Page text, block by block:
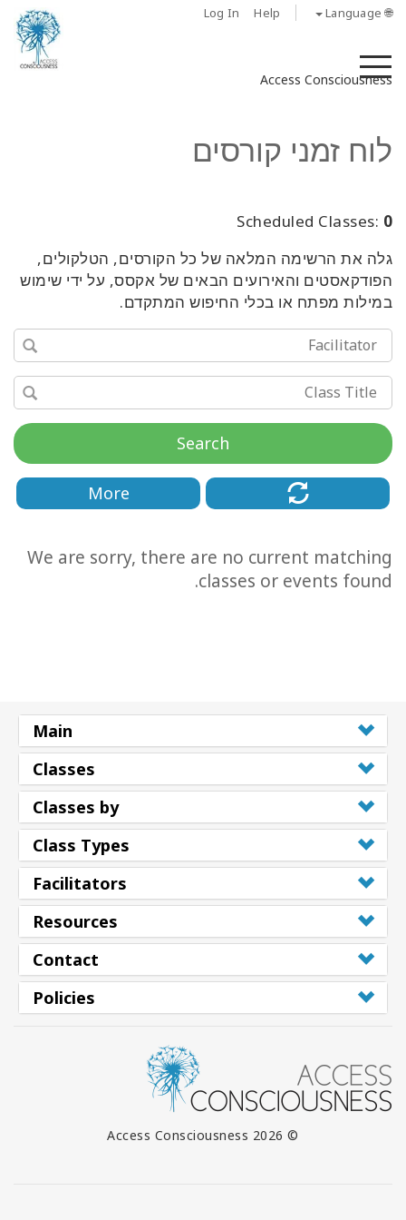
Log In Help 🌐 Language
Access Consciousness
לוח זמני קורסים
Scheduled Classes: 0
גלה את הרשימה המלאה של כל הקורסים, הטלקולים,
הפודקאסטים והאירועים הבאים של אקסס, על ידי שימוש
במילות מפתח או בכלי החיפוש המתקדם.
Search
More
We are sorry, there are no current matching
classes or events found.
Main
Classes
Classes by
Class Types
Facilitators
Resources
Contact
Policies
© 2026 Access Consciousness